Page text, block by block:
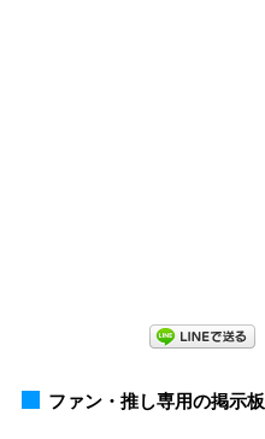
ファン・推し専用の掲示板